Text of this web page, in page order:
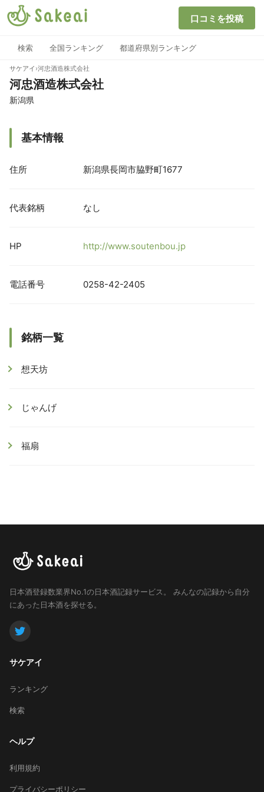
口コミを投稿
検索 全国ランキング 都道府県別ランキング
サケアイ ›河忠酒造株式会社
河忠酒造株式会社
新潟県
基本情報
住所 新潟県長岡市脇野町1677
代表銘柄 なし
HP http://www.soutenbou.jp
電話番号 0258-42-2405
銘柄一覧
想天坊
じゃんげ
福扇
日本酒登録数業界No.1の日本酒記録サービス。
みんなの記録から自分
にあった日本酒を探せる。
サケアイ
ランキング
検索
ヘルプ
利用規約
プライバシーポリシー